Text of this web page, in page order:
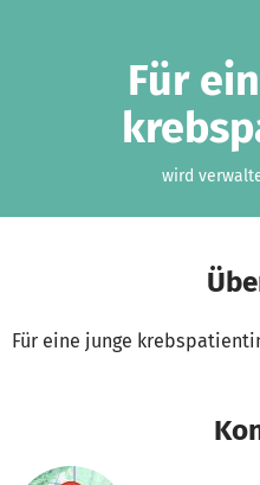
Für
wird
Für eine junge